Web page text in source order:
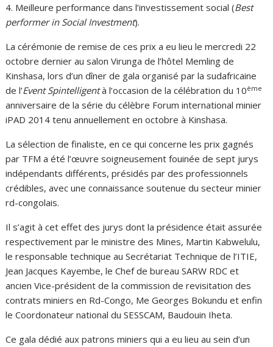
4. Meilleure performance dans l’investissement social (Best
performer in Social Investment).
La cérémonie de remise de ces prix a eu lieu le mercredi 22
octobre dernier au salon Virunga de l’hôtel Memling de
Kinshasa, lors d’un dîner de gala organisé par la sudafricaine
de l’Event Spintelligentà l’occasion de la célébration du 10ème
anniversaire de la série du célèbre Forum international minier
iPAD 2014 tenu annuellement en octobre à Kinshasa.
La sélection de finaliste, en ce qui concerne les prix gagnés
par TFM a été l’œuvre soigneusement fouinée de sept jurys
indépendants différents, présidés par des professionnels
crédibles, avec une connaissance soutenue du secteur minier
rd-congolais.
Il s’agit à cet effet des jurys dont la présidence était assurée
respectivement par le ministre des Mines, Martin Kabwelulu,
le responsable technique au Secrétariat Technique de l’ITIE,
Jean Jacques Kayembe, le Chef de bureau SARW RDC et
ancien Vice-président de la commission de revisitation des
contrats miniers en Rd-Congo, Me Georges Bokundu et enfin
le Coordonateur national du SESSCAM, Baudouin Iheta.
Ce gala dédié aux patrons miniers qui a eu lieu au sein d’un